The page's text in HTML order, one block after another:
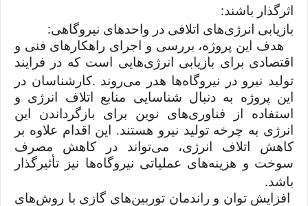
اثرگذار باشند:
بازیابی انرژی‌های اتلافی در واحدهای نیروگاهی:
هدف این پروژه، بررسی و اجرای راهکارهای فنی و
اقتصادی برای بازیابی انرژی‌هایی است که در فرایند
تولید نیرو در نیروگاه‌ها هدر می‌روند .کارشناسان در
این پروژه به دنبال شناسایی منابع اتلاف انرژی و
استفاده از فناوری‌های نوین برای بازگرداندن این
انرژی به چرخه تولید نیرو هستند. این اقدام علاوه بر
کاهش اتلاف انرژی، می‌تواند در کاهش مصرف
سوخت و هزینه‌های عملیاتی نیروگاه‌ها نیز تأثیرگذار
باشد.
افزایش توان و راندمان توربین‌های گازی با روش‌های